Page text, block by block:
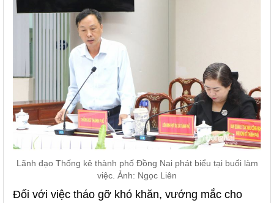
Lãnh đạo Thống kê thành phố Đồng Nai phát biểu tại buổi làm
việc. Ảnh: Ngọc Liên
Đối với việc tháo gỡ khó khăn, vướng mắc cho